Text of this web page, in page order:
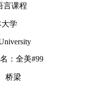
言课程
学
：全美#99
桥梁